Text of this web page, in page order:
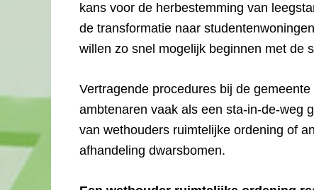
kans voor de herbestemming van
de transformatie naar
willen zo snel mogelijk beginnen met de
Vertragende procedures bij de
ambtenaren vaak als een sta-in-de-weg
van wethouders ruimtelijke ordening of
afhandeling dwarsbomen.